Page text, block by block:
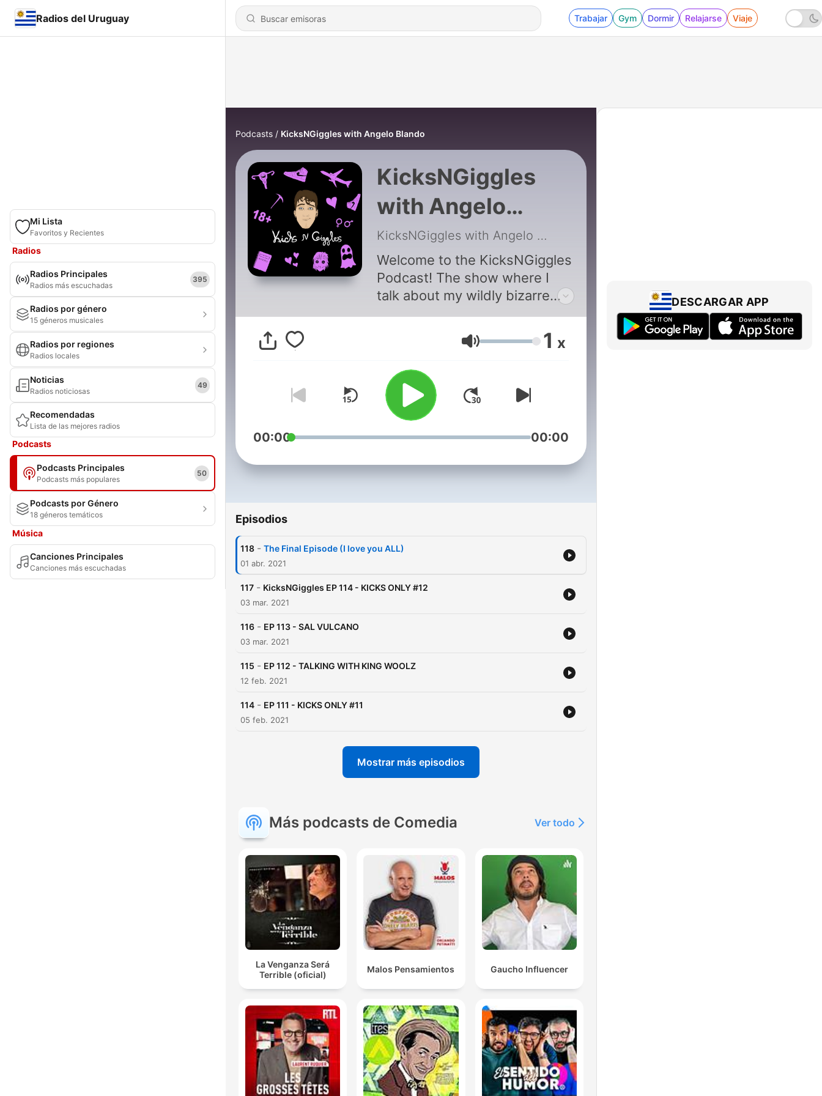
Radios del Uruguay Trabajar Gym Dormir Relajarse Viaje
Mi Lista
Favoritos y Recientes
Radios
Radios Principales
Radios más escuchadas
395
Radios por género
15 géneros musicales
Radios por regiones
Radios locales
Noticias
Radios noticiosas
49
Recomendadas
Lista de las mejores radios
Podcasts
Podcasts Principales
Podcasts más populares
50
Podcasts por Género
18 géneros temáticos
Música
Canciones Principales
Canciones más escuchadas
Podcasts KicksNGiggles with Angelo Blando
KicksNGiggles
with Angelo
Blando
KicksNGiggles with Angelo Blando
Welcome to the KicksNGiggles
Podcast! The show where I
talk about my wildly bizarre
life. Storytelling about being a
kid that hated highschool and
loved having sex - to growing
up and having celebrity friends
/ running a sneaker business
on the road. Hope you enjoy :)
Volumen 1 x
00:00 00:00
Episodios
118 - The Final Episode (I love you ALL)
01 abr. 2021
117 - KicksNGiggles EP 114 - KICKS ONLY #12
03 mar. 2021
116 - EP 113 - SAL VULCANO
03 mar. 2021
115 - EP 112 - TALKING WITH KING WOOLZ
12 feb. 2021
114 - EP 111 - KICKS ONLY #11
05 feb. 2021
Mostrar más episodios
Más podcasts de Comedia Ver todo
La Venganza Será
Terrible (oficial)
Malos Pensamientos Gaucho Influencer
DESCARGAR APP